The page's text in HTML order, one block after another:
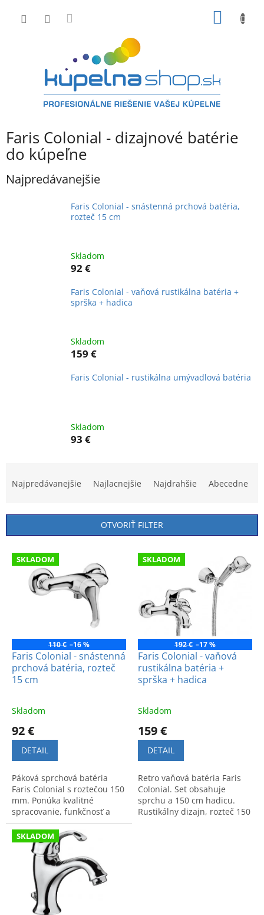
Faris Colonial - dizajnové batérie
do kúpeľne
Najpredávanejšie
Faris Colonial - snástenná prchová batéria,
rozteč 15 cm
Skladom
92 €
Faris Colonial - vaňová rustikálna batéria +
sprška + hadica
Skladom
159 €
Faris Colonial - rustikálna umývadlová batéria
Skladom
93 €
n
i
o
Najpredávanejšie Najlacnejšie Najdrahšie Abecedne
OTVORIŤ FILTER
V
o
o
SKLADOM
110 € –16 %
Faris Colonial - snástenná
prchová batéria, rozteč
15 cm
Skladom
92 €
DETAIL
Páková sprchová batéria
Faris Colonial s roztečou 150
mm. Ponúka kvalitné
spracovanie, funkčnosť a
tradičný taliansky dizajn v
elegantnom štýle.
SKLADOM
192 € –17 %
Faris Colonial - vaňová
rustikálna batéria +
sprška + hadica
Skladom
159 €
DETAIL
Retro vaňová batéria Faris
Colonial. Set obsahuje
sprchu a 150 cm hadicu.
Rustikálny dizajn, rozteč 150
SKLADOM